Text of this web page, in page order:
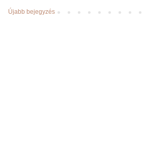
Újabb bejegyzés